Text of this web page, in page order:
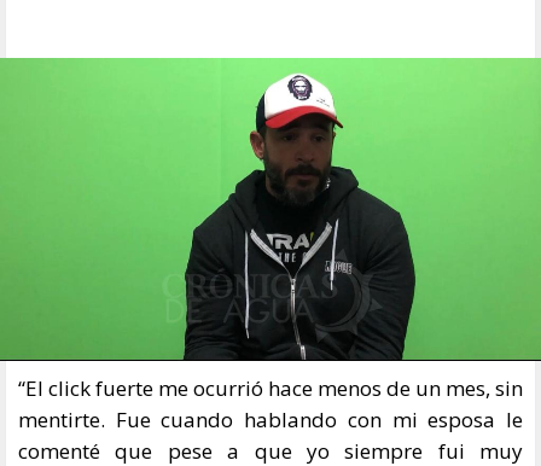
“El click fuerte me ocurrió hace menos de un mes, sin
mentirte. Fue cuando hablando con mi esposa le
comenté que pese a que yo siempre fui muy